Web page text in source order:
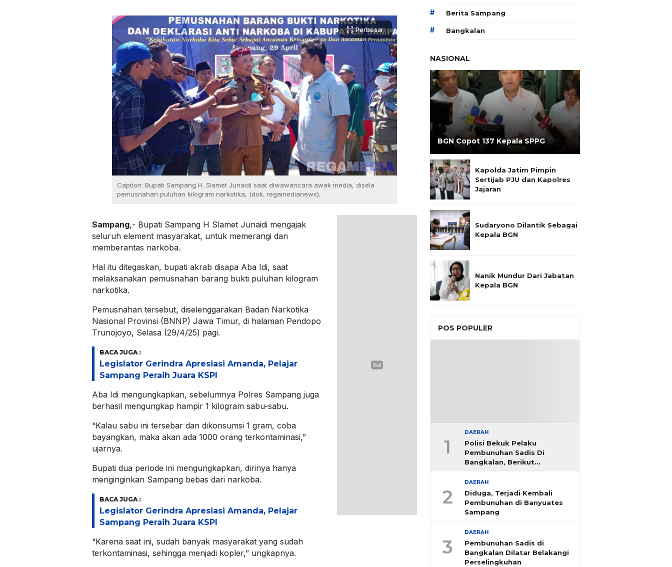
Perbesar
Caption: Bupati Sampang H. Slamet Junaidi saat diwawancara awak media, disela
pemusnahan puluhan kilogram narkotika, (dok. regamedianews).
Sampang,- Bupati Sampang H Slamet Junaidi mengajak
seluruh element masyarakat, untuk memerangi dan
memberantas narkoba.
Hal itu ditegaskan, bupati akrab disapa Aba Idi, saat
melaksanakan pemusnahan barang bukti puluhan kilogram
narkotika.
Pemusnahan tersebut, diselenggarakan Badan Narkotika
Nasional Provinsi (BNNP) Jawa Timur, di halaman Pendopo
Trunojoyo, Selasa (29/4/25) pagi.
BACA JUGA :
Legislator Gerindra Apresiasi Amanda, Pelajar
Sampang Peraih Juara KSPI
Aba Idi mengungkapkan, sebelumnya Polres Sampang juga
berhasil mengungkap hampir 1 kilogram sabu-sabu.
“Kalau sabu ini tersebar dan dikonsumsi 1 gram, coba
bayangkan, maka akan ada 1000 orang terkontaminasi,”
ujarnya.
Bupati dua periode ini mengungkapkan, dirinya hanya
menginginkan Sampang bebas dari narkoba.
BACA JUGA :
Legislator Gerindra Apresiasi Amanda, Pelajar
Sampang Peraih Juara KSPI
“Karena saat ini, sudah banyak masyarakat yang sudah
terkontaminasi, sehingga menjadi kopler,” ungkapnya.
# Berita Sampang
# Bangkalan
NASIONAL
BGN Copot 137 Kepala SPPG
Kapolda Jatim Pimpin
Sertijab PJU dan Kapolres
Jajaran
Sudaryono Dilantik Sebagai
Kepala BGN
Nanik Mundur Dari Jabatan
Kepala BGN
POS POPULER
1
DAERAH
Polisi Bekuk Pelaku
Pembunuhan Sadis Di
Bangkalan, Berikut
2
DAERAH
Diduga, Terjadi Kembali
Pembunuhan di Banyuates
Sampang
3
DAERAH
Pembunuhan Sadis di
Bangkalan Dilatar Belakangi
Perselingkuhan